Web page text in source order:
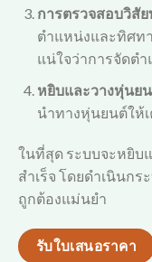
การตรวจสอบวิสั
ตำแหน่งและทิศท
แน่ใจว่าการจัดต
หยิบและวางหุ่นย
นำทางหุ่นยนต์ให้
ในที่สุด ระบบจะหยิบ
สำเร็จ โดยดำเนินก
ถูกต้องแม่นยำ
รับใบเสนอราคา